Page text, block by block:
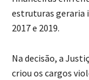
estruturas geraria
2017 e 2019.
Na decisão, a
criou os cargos